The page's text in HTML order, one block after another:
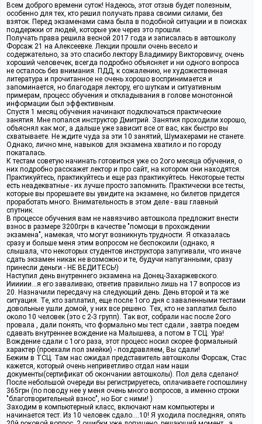
Всем доброго времени суток! Надеюсь, этот отзыв будет полезным,
особенно для тех, кто решил получать права своими силами, без
взяток. Перед экзаменами сама была в подобной ситуации и в поисках
поддержки от людей, которые уже через это прошли.
Получать права решила весной 2017 года и записалась в автошколу
Форсаж 21 на Алексеевке. Лекции прошли очень весело и
содержательно, за это спасибо лектору Владимиру Викторовичу, очень
хороший человечек, всегда подробно объясняет и ни одного вопроса
не осталось без внимания. ПДД, к сожалению, не художественная
литература и прочитанное не очень хорошо воспринимается и
запоминается, но благодаря лектору, его шуткам и ситуативным
примерам, процесс обучения и откладывания в голове монотонной
информации был эффективным.
Спустя 1 месяц обучения начинают подключаться практические
занятия. Мне попался инструктор Дмитрий. Занятия проходили хорошо,
объяснял как мог, а дальше уже зависит все от вас, как быстро вы
схватываете. Не ждите чуда за эти 10 занятий, Шумахерами не станете.
Однако, лично мне, навыков для экзамена хватило и по городу
покаталась.
К тестам советую начинать готовиться уже со 2ого месяца обучения, о
них подробно расскажет лектор и про сайт, на котором они находятся.
Практикуйтесь, практикуйтесь и еще раз практикуйтесь. Некоторые тесты
есть неадекватные - их лучше просто запомнить. Практически все тесты,
которые вы прорешаете вы увидите на экзамене, но билетов придется
проработать много. Внимательность в этом деле - ваш главный
спутник.
В процессе обучения вам не навязчиво автошкола предложит внести
взнос в размере 3200грн в качестве "помощи в прохождении
экзамена", намекая, что могут возникнуть трудности. Я отказалась
сразу и больше меня этим вопросом не беспокоили (однако, я
слышала, что некоторых студентов инструктора запугивали, что иначе
сдать экзамен никак не возможно и те, будучи напуганными, сразу
принесли деньги - НЕ ВЕДИТЕСЬ!)
Наступил день внутреннего экзамена на Донец-Захаржевского.
Ииииии...я его заваливаю, ответив правильно лишь на 17 вопросов из
20. Назначили пересдачу на следующий день. День второй и та же
ситуация. Те, кто заплатил, еще после 1ого дня с заваленными тестами
довольные ушли домой, у них все решено. Тех, кто не заплатил было
около 10 человек (это с 2-3 групп). Так вот, собрали нас после 2ого
провала , дали понять, что формально мы тест сдали , завтра поедем
сдавать внутреннее вождение на Малышева, а потом в ТСЦ. Ура!
Вождение сдали с 1ого раза, этот процесс носил скорее формальный
характер (проехали пол змейки) - поздравляем, Вы сдали!
Бежим в ТСЦ. Там нас ожидал представитель автошколы Форсаж, Стас
кажется, который очень неприветливо отдал нам наши
документы(сертификат об окончании автошколы). Пол дела сделано!
После небольшой очереди вы регистрируетесь, оплачиваете госпошлину
365грн (по поводу нее у меня очень много вопросов, а именно строки
"благотворительный взнос", но Бог с ними! )
Заходим в компьютерный класс, включают нам компьютеры и
начинается тест. Из 10 человек сдало....10! Я уходила последняя, опять